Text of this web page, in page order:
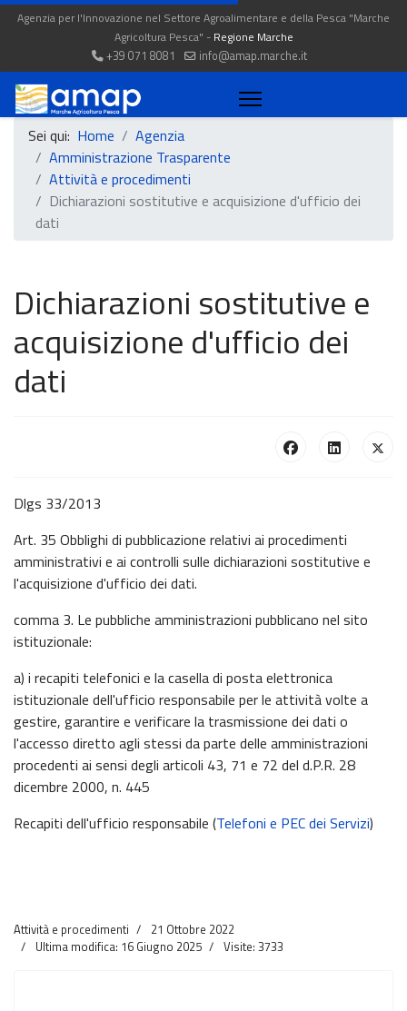
Agenzia per l'Innovazione nel Settore Agroalimentare e della Pesca "Marche
Agricoltura Pesca" - Regione Marche
+39 071 8081
info@amap.marche.it
Sei qui: Home
Agenzia
Amministrazione Trasparente
Attività e procedimenti
Dichiarazioni sostitutive e acquisizione d'ufficio dei
dati
Dichiarazioni sostitutive e
acquisizione d'ufficio dei
dati
Dlgs 33/2013
Art. 35 Obblighi di pubblicazione relativi ai procedimenti
amministrativi e ai controlli sulle dichiarazioni sostitutive e
l'acquisizione d'ufficio dei dati.
comma 3. Le pubbliche amministrazioni pubblicano nel sito
istituzionale:
a) i recapiti telefonici e la casella di posta elettronica
istituzionale dell'ufficio responsabile per le attività volte a
gestire, garantire e verificare la trasmissione dei dati o
l'accesso diretto agli stessi da parte delle amministrazioni
procedenti ai sensi degli articoli 43, 71 e 72 del d.P.R. 28
dicembre 2000, n. 445
Recapiti dell'ufficio responsabile (Telefoni e PEC dei Servizi)
Attività e procedimenti
21 Ottobre 2022
Ultima modifica: 16 Giugno 2025
Visite: 3733